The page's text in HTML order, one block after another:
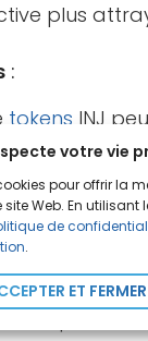
votre vie
pour offrir la
Web. En utilisant
de
.
ET FERMER
plus
:
tokens INJ
en
sur la
petite mine
$INJ